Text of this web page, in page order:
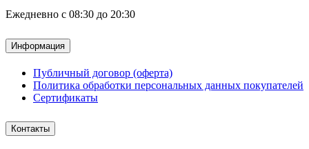
Ежедневно с 08:30 до 20:30
Информация
Публичный договор (оферта)
Политика обработки персональных данных покупателей
Сертификаты
Контакты